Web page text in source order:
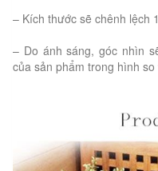
– Kích thước sẽ chênh lệch
– Do ánh sáng, góc nhìn
của sản phẩm trong hình